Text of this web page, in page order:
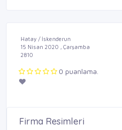
Hatay / İskenderun
15 Nisan 2020 , Çarşamba
2810
0 puanlama.
Firma Resimleri